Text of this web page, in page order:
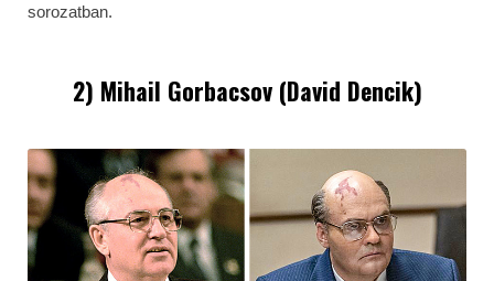
sorozatban.
2) Mihail Gorbacsov (David Dencik)